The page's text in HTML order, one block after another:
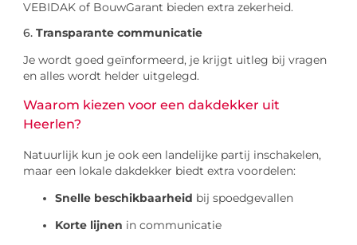
VEBIDAK of BouwGarant bieden extra zekerheid.
6.Transparante communicatie
Je wordt goed geïnformeerd, je krijgt uitleg bij vragen
en alles wordt helder uitgelegd.
Waarom kiezen voor een dakdekker uit
Heerlen?
Natuurlijk kun je ook een landelijke partij inschakelen,
maar een lokale dakdekker biedt extra voordelen:
Snelle beschikbaarheid bij spoedgevallen
Korte lijnen in communicatie